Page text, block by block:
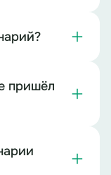
пришёл